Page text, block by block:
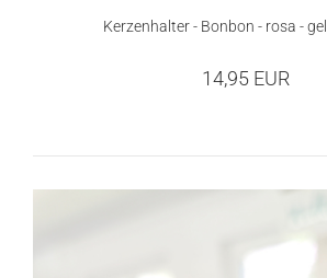
Kerzenhalter - Bonbon - rosa -
14,95 EUR